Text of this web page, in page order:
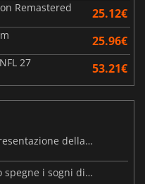
Remastered 25.12€
25.96€
27 53.21€
MARVEL Tōkon debutta con la presentazione della roadmap per il primo anno
Steam Frame: il prezzo trapelato spegne i sogni di un VR economico